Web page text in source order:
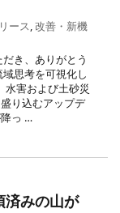
ース,改善・新機
き、ありがとう
思考を可視化し
水害および土砂災
り込むアップデ
っ …
済みの山が